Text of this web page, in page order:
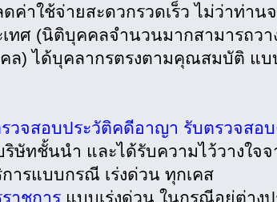
ดค่าใช้จ่ายสะดวกรวดเร็ว ไม่ว่าท่าน
เทศ (นิติบุคคลจำนวนมากสามารถว
ล) ได้บุคลากรตรงตามคุณสมบัติ แบ
วจสอบประวัติคดีอาญา รับตรวจสอ
ษัทชั้นนำ และได้รับความไว้วางใจ
ารแบบกรณี เร่งด่วน ทุกเคส